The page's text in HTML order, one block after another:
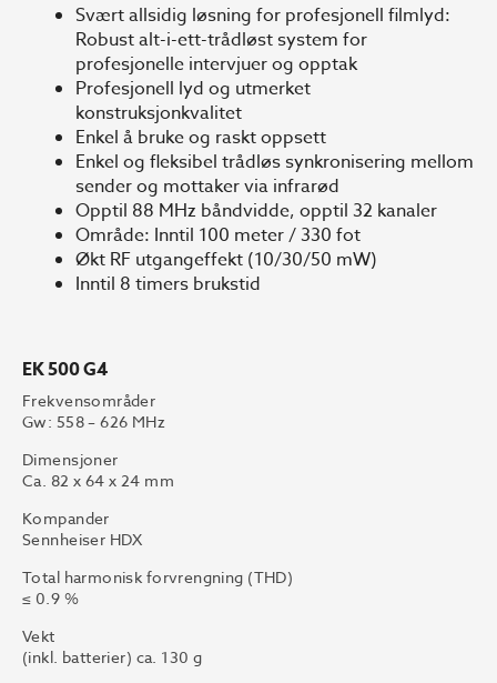
Svært allsidig løsning for profesjonell filmlyd:
Robust alt-i-ett-trådløst system for
profesjonelle intervjuer og opptak
Profesjonell lyd og utmerket
konstruksjonkvalitet
Enkel å bruke og raskt oppsett
Enkel og fleksibel trådløs synkronisering mellom
sender og mottaker via infrarød
Opptil 88 MHz båndvidde, opptil 32 kanaler
Område: Inntil 100 meter / 330 fot
Økt RF utgangeffekt (10/30/50 mW)
Inntil 8 timers brukstid
EK 500 G4
Frekvensområder
Gw: 558 – 626 MHz
Dimensjoner
Ca. 82 x 64 x 24 mm
Kompander
Sennheiser HDX
Total harmonisk forvrengning (THD)
≤ 0.9 %
Vekt
(inkl. batterier) ca. 130 g